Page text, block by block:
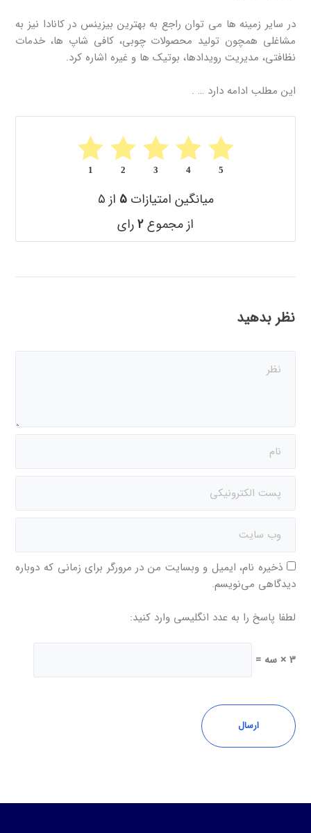
در سایر زمینه ها می توان راجع به بهترین بیزینس در کانادا نیز به
مشاغلی همچون تولید محصولات چوبی، کافی شاپ ها، خدمات
نظافتی، مدیریت رویدادها، بوتیک ها و غیره اشاره کرد.
این مطلب ادامه دارد … .
5
4
3
2
1
میانگین امتیازات۵ از ۵
از مجموع۲رای
نظر بدهید
ذخیره نام، ایمیل و وبسایت من در مرورگر برای زمانی که دوباره
دیدگاهی می‌نویسم.
لطفا پاسخ را به عدد انگلیسی وارد کنید:
3 × سه =